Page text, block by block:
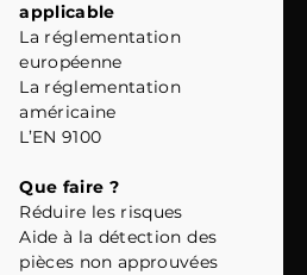
applicable
La réglementation
européenne
La réglementation
américaine
L’EN 9100
Que faire ?
Réduire les risques
Aide à la détection des
pièces non approuvées